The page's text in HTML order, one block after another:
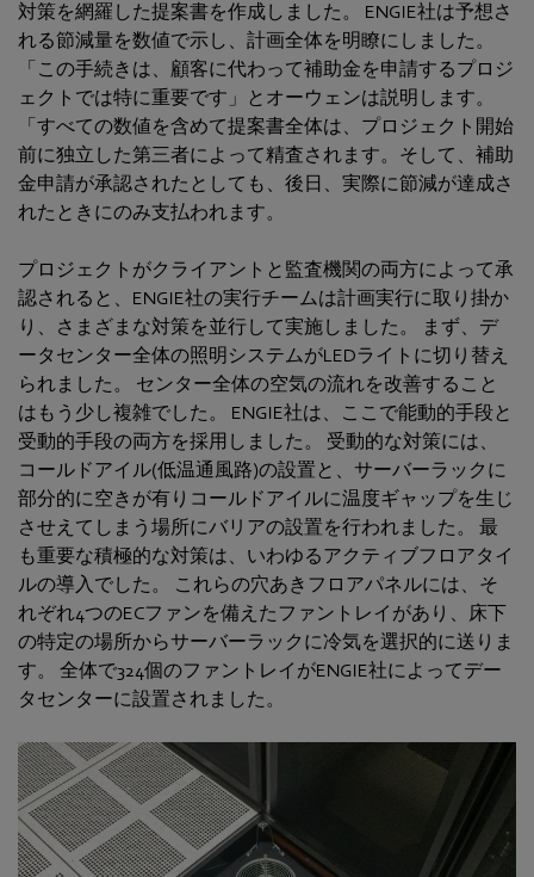
対策を網羅した提案書を作成しました。 ENGIE社は予想さ
れる節減量を数値で示し、計画全体を明瞭にしました。
「この手続きは、顧客に代わって補助金を申請するプロジ
ェクトでは特に重要です」とオーウェンは説明します。
「すべての数値を含めて提案書全体は、プロジェクト開始
前に独立した第三者によって精査されます。そして、補助
金申請が承認されたとしても、後日、実際に節減が達成さ
れたときにのみ支払われます。
プロジェクトがクライアントと監査機関の両方によって承
認されると、ENGIE社の実行チームは計画実行に取り掛か
り、さまざまな対策を並行して実施しました。 まず、デ
ータセンター全体の照明システムがLEDライトに切り替え
られました。 センター全体の空気の流れを改善すること
はもう少し複雑でした。 ENGIE社は、ここで能動的手段と
受動的手段の両方を採用しました。 受動的な対策には、
コールドアイル(低温通風路)の設置と、サーバーラックに
部分的に空きが有りコールドアイルに温度ギャップを生じ
させえてしまう場所にバリアの設置を行われました。 最
も重要な積極的な対策は、いわゆるアクティブフロアタイ
ルの導入でした。 これらの穴あきフロアパネルには、そ
れぞれ4つのECファンを備えたファントレイがあり、床下
の特定の場所からサーバーラックに冷気を選択的に送りま
す。 全体で324個のファントレイがENGIE社によってデー
タセンターに設置されました。